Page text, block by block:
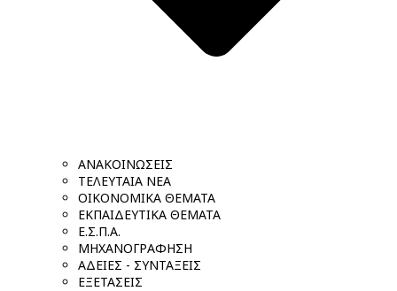
ΑΝΑΚΟΙΝΩΣΕΙΣ
ΤΕΛΕΥΤΑΙΑ ΝΕΑ
ΟΙΚΟΝΟΜΙΚΑ ΘΕΜΑΤΑ
ΕΚΠΑΙΔΕΥΤΙΚΑ ΘΕΜΑΤΑ
Ε.Σ.Π.Α.
ΜΗΧΑΝΟΓΡΑΦΗΣΗ
ΑΔΕΙΕΣ - ΣΥΝΤΑΞΕΙΣ
ΕΞΕΤΑΣΕΙΣ